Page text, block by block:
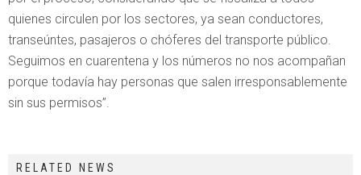
quienes circulen por los sectores, ya sean conductores,
transeúntes, pasajeros o chóferes del transporte público.
Seguimos en cuarentena y los números no nos acompañan
porque todavía hay personas que salen irresponsablemente
sin sus permisos”.
RELATED NEWS